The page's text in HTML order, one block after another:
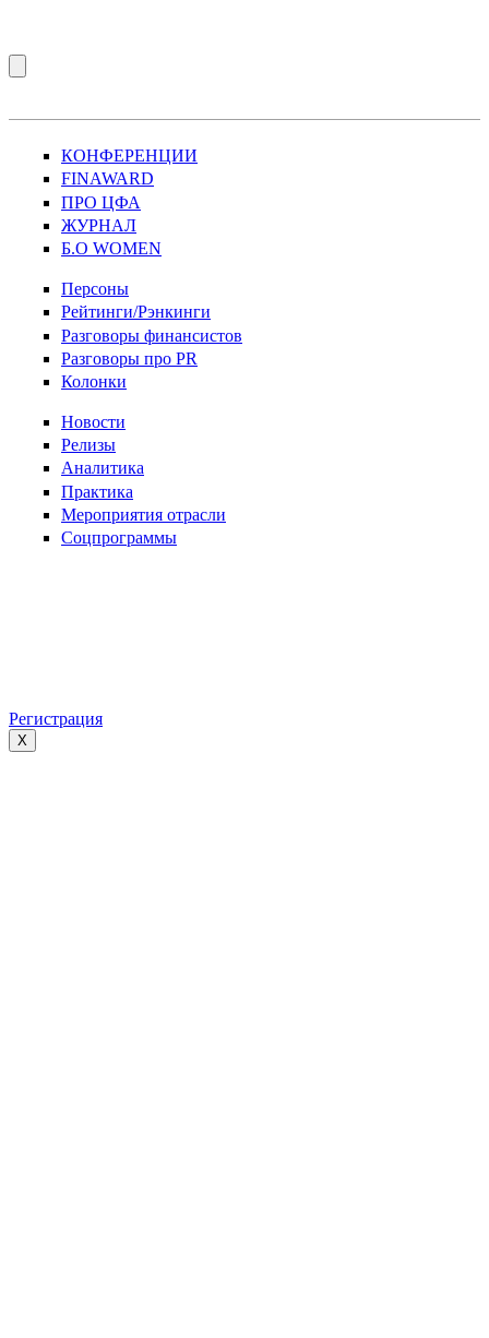
КОНФЕРЕНЦИИ
FINAWARD
ПРО ЦФА
ЖУРНАЛ
Б.О WOMEN
Персоны
Рейтинги/Рэнкинги
Разговоры финансистов
Разговоры про PR
Колонки
Новости
Релизы
Аналитика
Практика
Мероприятия отрасли
Соцпрограммы
Регистрация
X